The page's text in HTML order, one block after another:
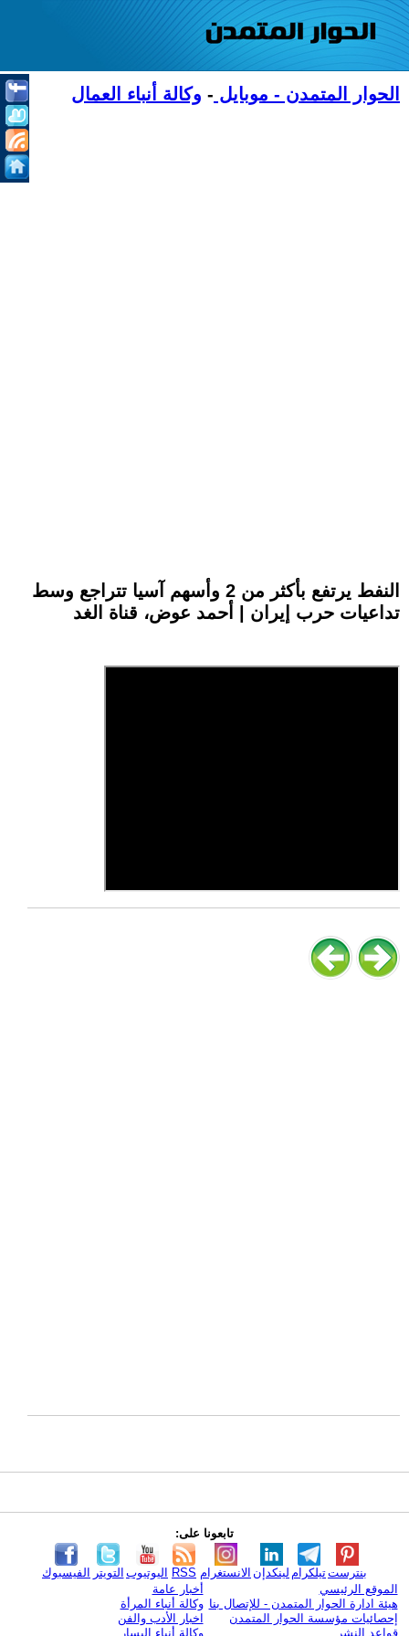
الحوار المتمدن - موبايل - وكالة أنباء العمال
النفط يرتفع بأكثر من 2 وأسهم آسيا تتراجع وسط
تداعيات حرب إيران | أحمد عوض، قناة الغد
تابعونا على:
الفيسبوك التويتر اليوتيوب RSS الانستغرام لينكدإن تيلكرامبنترست
الموقع الرئيسي
هيئة ادارة الحوار المتمدن - للإتصال بنا
إحصائيات مؤسسة الحوار المتمدن
قواعد النشر
أخبار عامة
وكالة أنباء المرأة
اخبار الأدب والفن
وكالة أنباء اليسار